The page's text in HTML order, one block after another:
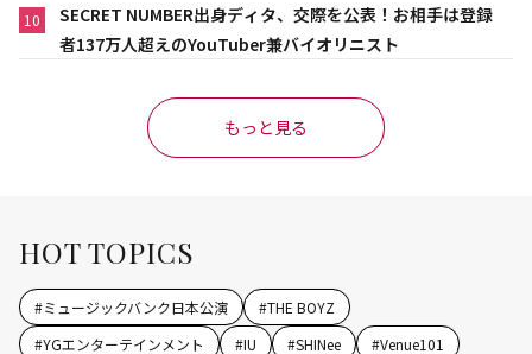
10
SECRET NUMBER出身ディタ、交際を公表！お相手は登録
者137万人超えのYouTuber兼バイオリニスト
もっと見る
HOT TOPICS
#ミュージックバンク日本公演 #THE BOYZ
#YGエンターテインメント #IU #SHINee #Venue101